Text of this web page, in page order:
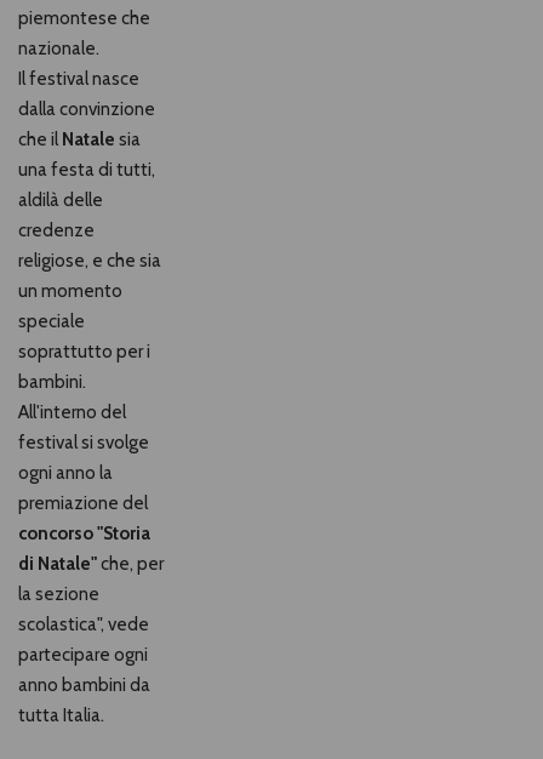
piemontese che
nazionale.
Il festival nasce
dalla convinzione
che il Natale sia
una festa di tutti,
aldilà delle
credenze
religiose, e che sia
un momento
speciale
soprattutto per i
bambini.
All'interno del
festival si svolge
ogni anno la
premiazione del
concorso "Storia
di Natale"che, per
la sezione
scolastica", vede
partecipare ogni
anno bambini da
tutta Italia.